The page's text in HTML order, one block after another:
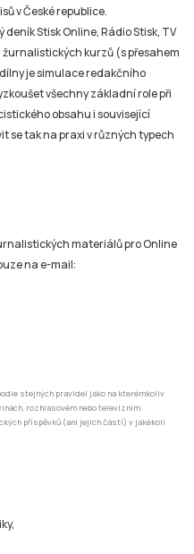
v České republice.
Stisk Online, Rádio Stisk, TV
kurzů (s přesahem
je simulace redakčního
všechny základní role při
obsahu i související
se tak na praxi v různých typech
materiálů pro Online
na e-mail:
stejných pravidel jako na kterémkoliv
rozhlasovém nebo televizním
příspěvků (ani jejich částí) v jakékoli